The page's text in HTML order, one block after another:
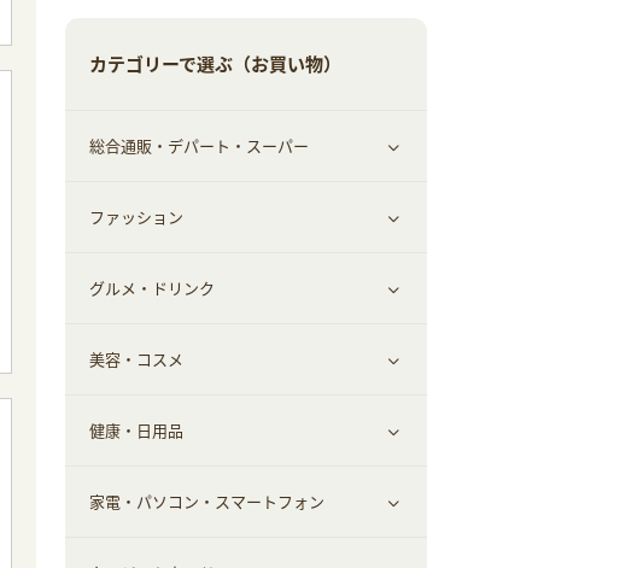
カテゴリーで選ぶ（お買い物）
総合通販・デパート・スーパー
すべて見る
総合通販
デパート・スーパー
ファッション
すべて見る
ファッション
インナー・下着
靴・フットウェア
グルメ・ドリンク
すべて見る
グルメ
ドリンク
美容・コスメ
すべて見る
スキンケア
健康・日用品
すべて見る
家電・パソコン・スマートフォン